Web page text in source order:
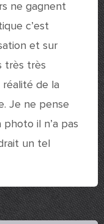
ne gagnent
c’est
et sur
très très
de la
Je ne pense
photo il n’a pas
un tel